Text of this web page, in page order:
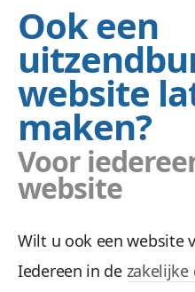
Ook een
website
maken?
Voor
website
Wilt u ook een website
Iedereen in de zakelijke